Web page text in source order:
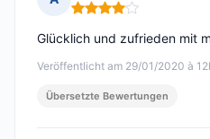
Hinweis: 4 von 5
Veröffentlicht am 29/01/2020 à
Glücklich und zufrieden mit
Übersetzte Bewertungen